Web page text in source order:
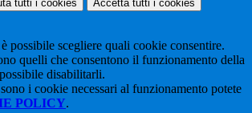
tutti i cookies Accetta tutti i cookies
possibile scegliere quali cookie consentire.
quelli che consentono il funzionamento della
disabilitarli.
i cookie necessari al funzionamento potete
POLICY.